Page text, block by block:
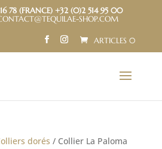
78 (FRANCE) +32 (0)2 514 95 00
SHOP.COM
ARTICLES 0
dorés / Collier La Paloma